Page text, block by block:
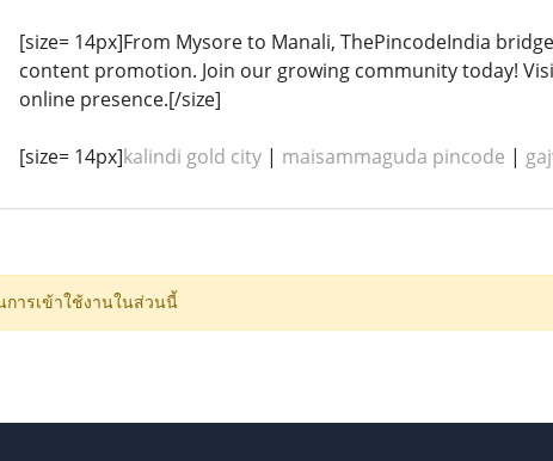
[size= 14px]From Mysore to Manali, ThePincodeIndia
content promotion. Join our growing community today!
online presence.[/size]
[size= 14px]kalindi gold city| maisammaguda pincode |
ารเข้าใช้งานในส่วนนี้